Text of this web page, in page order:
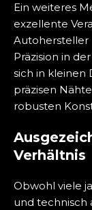
Ein weiteres
exzellente
Autohersteller
Präzision in
sich in kleinen
präzisen
robusten
Verhältnis
Obwohl viele
und technisch